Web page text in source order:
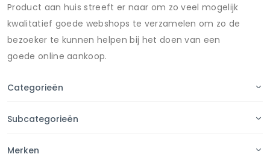
Product aan huis streeft er naar om zo veel mogelijk
kwalitatief goede webshops te verzamelen om zo de
bezoeker te kunnen helpen bij het doen van een
goede online aankoop.
Categorieën
Subcategorieën
Merken